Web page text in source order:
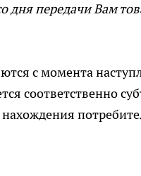
дня передачи Вам
с момента
соответственно